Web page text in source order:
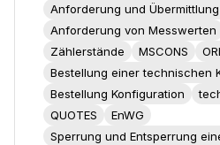
Anforderung und
Anforderung von Messwerten
Zählerstände
MSCONS
Bestellung einer technischen
Bestellung Konfiguration
QUOTES
EnWG
Sperrung und Entsperrung